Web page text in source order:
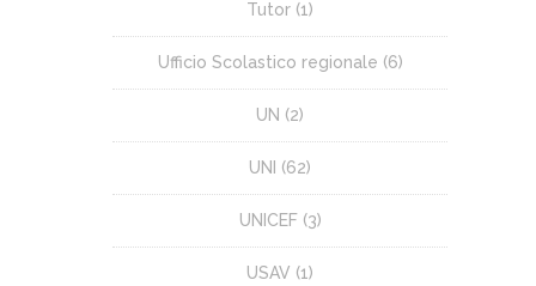
Tutor (1)
Ufficio Scolastico regionale (6)
UN (2)
UNI (62)
UNICEF(3)
USAV (1)